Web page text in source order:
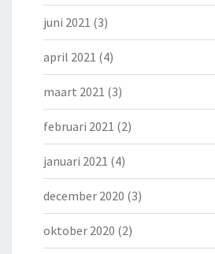
juni 2021 (3)
april 2021 (4)
maart 2021 (3)
februari 2021 (2)
januari 2021 (4)
december 2020 (3)
oktober 2020 (2)